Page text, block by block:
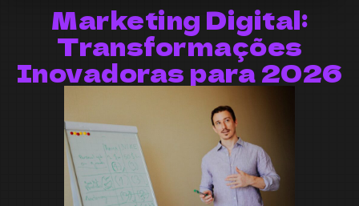
Marketing Digital:
Transformações
Inovadoras para 2026